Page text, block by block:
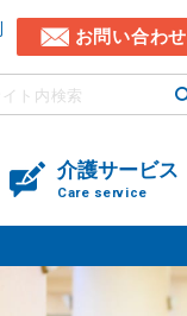
お問い合わせ
介護サービス
Care service